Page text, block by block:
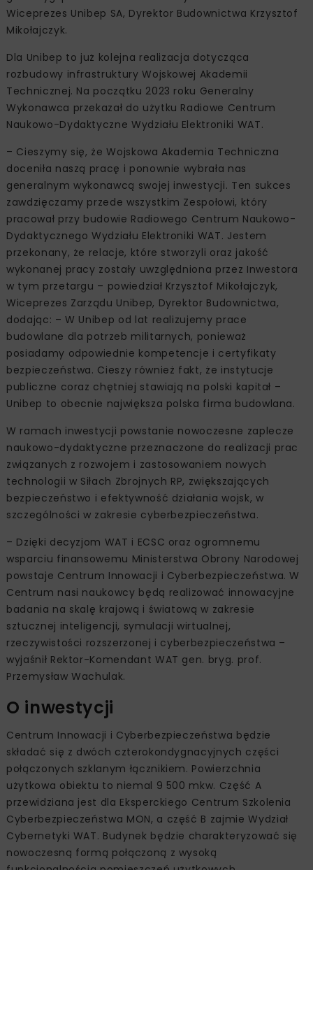
Wiceprezes Unibep SA, Dyrektor Budownictwa Krzysztof
Mikołajczyk.
Dla Unibep to już kolejna realizacja dotycząca
rozbudowy infrastruktury Wojskowej Akademii
Technicznej. Na początku 2023 roku Generalny
Wykonawca przekazał do użytku Radiowe Centrum
Naukowo-Dydaktyczne Wydziału Elektroniki WAT.
– Cieszymy się, że Wojskowa Akademia Techniczna
doceniła naszą pracę i ponownie wybrała nas
generalnym wykonawcą swojej inwestycji. Ten sukces
zawdzięczamy przede wszystkim Zespołowi, który
pracował przy budowie Radiowego Centrum Naukowo-
Dydaktycznego Wydziału Elektroniki WAT. Jestem
przekonany, że relacje, które stworzyli oraz jakość
wykonanej pracy zostały uwzględniona przez Inwestora
w tym przetargu – powiedział Krzysztof Mikołajczyk,
Wiceprezes Zarządu Unibep, Dyrektor Budownictwa,
dodając: – W Unibep od lat realizujemy prace
budowlane dla potrzeb militarnych, ponieważ
posiadamy odpowiednie kompetencje i certyfikaty
bezpieczeństwa. Cieszy również fakt, że instytucje
publiczne coraz chętniej stawiają na polski kapitał –
Unibep to obecnie największa polska firma budowlana.
W ramach inwestycji powstanie nowoczesne zaplecze
naukowo-dydaktyczne przeznaczone do realizacji prac
związanych z rozwojem i zastosowaniem nowych
technologii w Siłach Zbrojnych RP, zwiększających
bezpieczeństwo i efektywność działania wojsk, w
szczególności w zakresie cyberbezpieczeństwa.
– Dzięki decyzjom WAT i ECSC oraz ogromnemu
wsparciu finansowemu Ministerstwa Obrony Narodowej
powstaje Centrum Innowacji i Cyberbezpieczeństwa. W
Centrum nasi naukowcy będą realizować innowacyjne
badania na skalę krajową i światową w zakresie
sztucznej inteligencji, symulacji wirtualnej,
rzeczywistości rozszerzonej i cyberbezpieczeństwa –
wyjaśnił Rektor-Komendant WAT gen. bryg. prof.
Przemysław Wachulak.
O inwestycji
Centrum Innowacji i Cyberbezpieczeństwa będzie
składać się z dwóch czterokondygnacyjnych części
połączonych szklanym łącznikiem. Powierzchnia
użytkowa obiektu to niemal 9 500 mkw. Część A
przewidziana jest dla Eksperckiego Centrum Szkolenia
Cyberbezpieczeństwa MON, a część B zajmie Wydział
Cybernetyki WAT. Budynek będzie charakteryzować się
nowoczesną formą połączoną z wysoką
funkcjonalnością pomieszczeń użytkowych.